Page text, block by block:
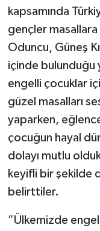
kapsamında
gençler
Oduncu, Güneş
içinde bulunduğu
engelli çocuklar
güzel masalları
yaparken,
çocuğun hayal
dolayı mutlu
keyifli bir şekilde
belirttiler.
”Ülkemizde